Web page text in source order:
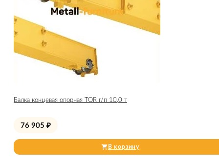
Балка концевая опорная TOR г/п 10,0 т
76 905 ₽
В корзину